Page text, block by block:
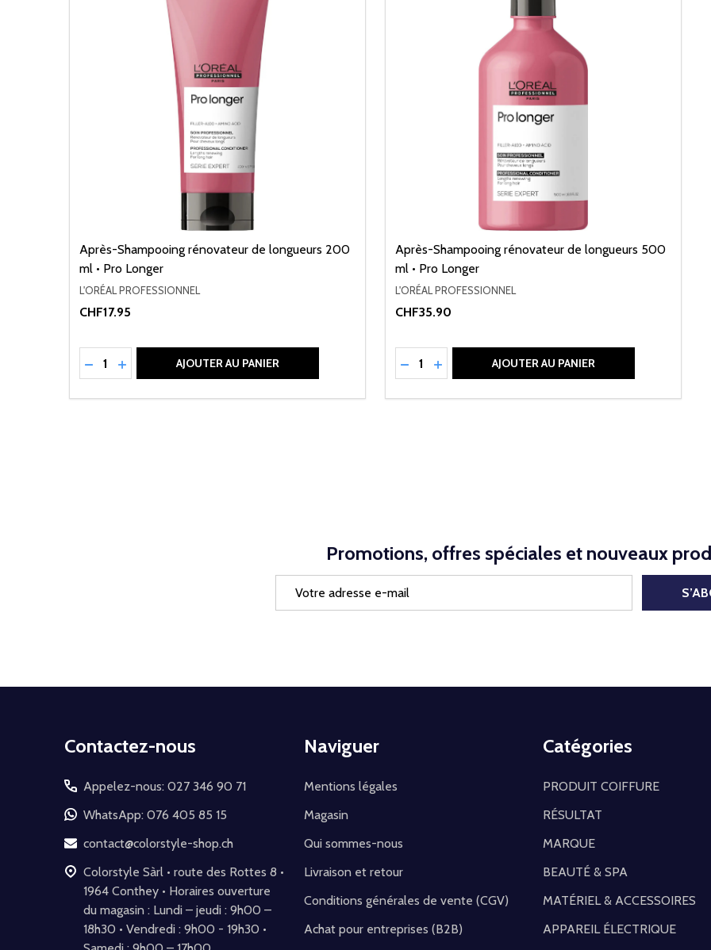
Après-Shampooing rénovateur de longueurs 200
ml • Pro Longer
L'ORÉAL PROFESSIONNEL
CHF17.95
Quantité:
RÉDUIRE LA QUANTITÉ DE UNDEFINED
AUGMENTER LA QUANTITÉ DE UNDEFINED
AJOUTER AU PANIER
Après-Shampooing rénovateur de longueurs 500
ml • Pro Longer
L'ORÉAL PROFESSIONNEL
CHF35.90
Quantité:
RÉDUIRE LA QUANTITÉ DE UNDEFINED
AUGMENTER LA QUANTITÉ DE UNDEFINED
AJOUTER AU PANIER
Promotions, offres spéciales et nouveaux
Contactez-nous
Appelez-nous: 027 346 90 71
WhatsApp: 076 405 85 15
contact@colorstyle-shop.ch
Colorstyle Sàrl • route des Rottes 8 •
1964 Conthey • Horaires ouverture
du magasin : Lundi – jeudi : 9h00 –
18h30 • Vendredi : 9h00 - 19h30 •
Naviguer
Mentions légales
Magasin
Qui sommes-nous
Livraison et retour
Conditions générales de vente (CGV)
Achat pour entreprises (B2B)
Catégories
PRODUIT COIFFURE
RÉSULTAT
MARQUE
BEAUTÉ & SPA
MATÉRIEL & ACCESSOIRES
APPAREIL ÉLECTRIQUE